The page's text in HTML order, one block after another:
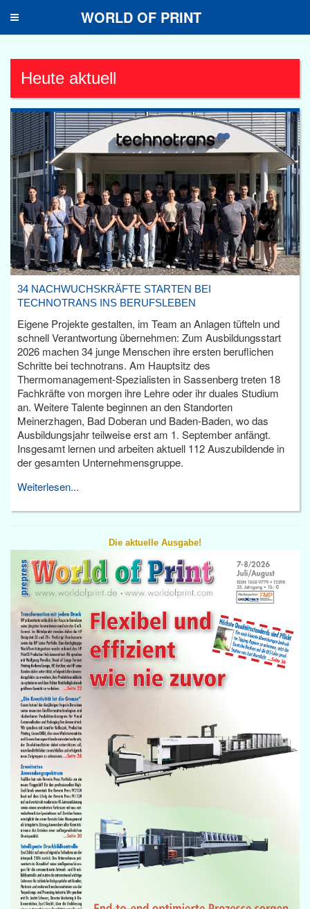
Toggle
WORLD OF PRINT
Heute aktuell
34 NACHWUCHSKRÄFTE STARTEN BEI
TECHNOTRANS INS BERUFSLEBEN
Eigene Projekte gestalten, im Team an Anlagen tüfteln und
schnell Verantwortung übernehmen: Zum Ausbildungsstart
2026 machen 34 junge Menschen ihre ersten beruflichen
Schritte bei technotrans. Am Hauptsitz des
Thermomanagement-Spezialisten in Sassenberg treten 18
Fachkräfte von morgen ihre Lehre oder ihr duales Studium
an. Weitere Talente beginnen an den Standorten
Meinerzhagen, Bad Doberan und Baden-Baden, wo das
Ausbildungsjahr teilweise erst am 1. September anfängt.
Insgesamt lernen und arbeiten aktuell 112 Auszubildende in
der gesamten Unternehmensgruppe.
Weiterlesen...
Die aktuelle Ausgabe!